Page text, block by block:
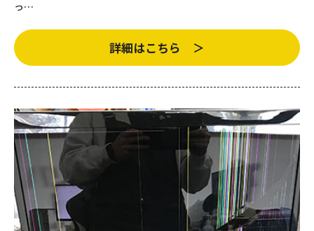
っ…
詳細はこちら ＞